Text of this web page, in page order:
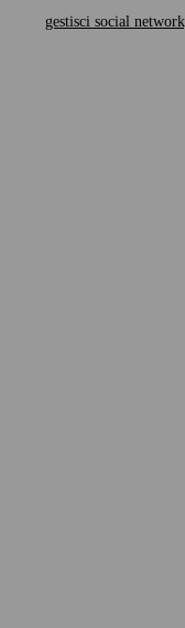
gestisci social